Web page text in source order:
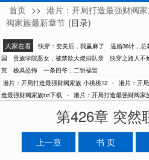
小桃桃12
首页 >> 港片：开局打造最强财阀
阀家族最新章节 (目录)
大家在看 快穿：变美后，我赢麻了 逼婚36计，总
国
贵族学院恶女，被禁欲大佬排队亲 快穿之路人不
荒
极具恐怖
一条四爷，二饼福晋
港片：开局打造最强财阀家族 小桃桃12 - 港片：开
造最强财阀家族txt下载 - 港片：开局打造最强财阀家
第426章 突然
上一章 书 页